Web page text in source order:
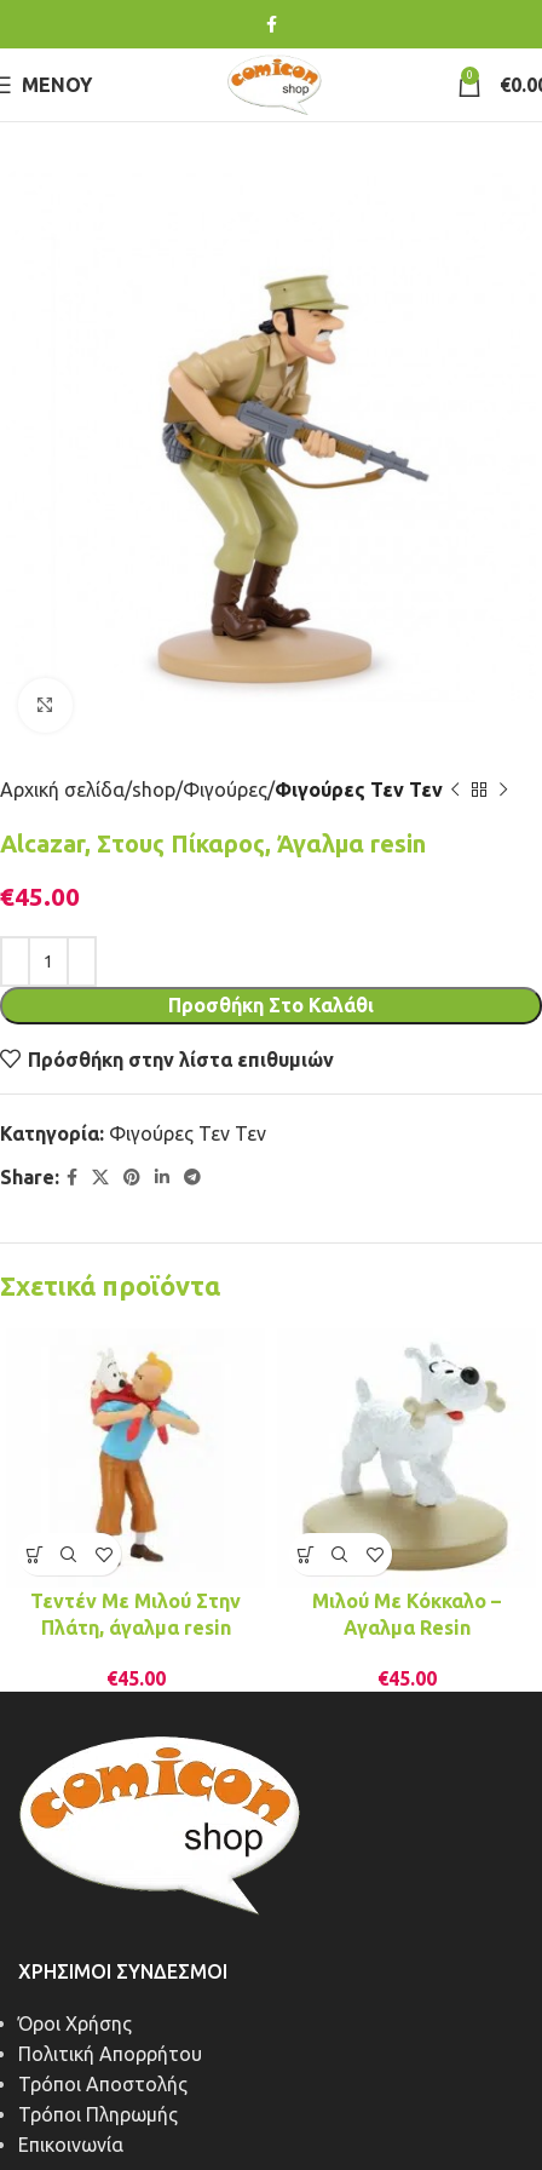
ΜΕΝΟΎ 0 €
Αρχική σελίδα shop Φιγούρες Φιγούρες Τεν Τεν
Alcazar, Στους Πίκαρος, Άγαλμα resin
€45.00
Προσθήκη Στο Καλάθι
Πρόσθήκη στην λίστα επιθυμιών
Κατηγορία: Φιγούρες Τεν Τεν
Share:
Σχετικά προϊόντα
Τεντέν Με Μιλού Στην
Πλάτη, άγαλμα resin
€45.00
Μιλού Με Κόκκαλο –
Αγαλμα Resin
€45.00
ΧΡΉΣΙΜΟΙ ΣΎΝΔΕΣΜΟΙ
Όροι Χρήσης
Πολιτική Απορρήτου
Τρόποι Αποστολής
Τρόποι Πληρωμής
Επικοινωνία